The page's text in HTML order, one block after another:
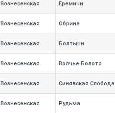
Вознесенская Еремичи
Вознесенская Обрина
Вознесенская Болтычи
Вознесенская Волчье Болото
Вознесенская Синявская Слобода
Вознесенская Рудьма